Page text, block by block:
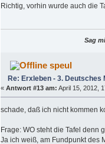
Richtig, vorhin wurde auch die
Sag
speul
Re: Erxleben - 3. Deutsches
« Antwort #13 am: April 15, 2012,
schade, daß ich nicht kommen
Frage: WO steht die Tafel denn
Ja ich weiß, am Fundpunkt des